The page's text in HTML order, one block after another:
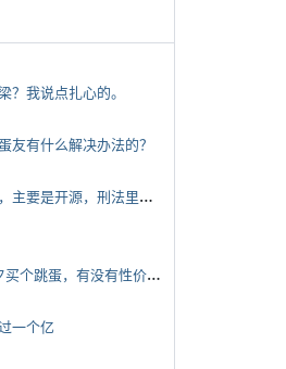
？我说点扎心的。
友有什么解决办法的？
*
有啥搞钱的路子吗，开源节流都行，主要是开源，刑法里的咱不做
*
想请教有经验的蛋友，想给媳妇7夕买个跳蛋，有没有性价比高的推荐
一个亿